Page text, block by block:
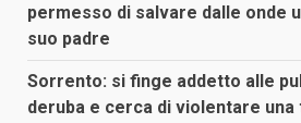
permesso di salvare dalle onde
suo padre
Sorrento: si finge addetto alle
deruba e cerca di violentare